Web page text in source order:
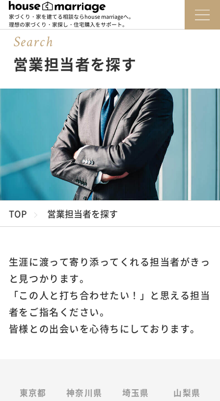
家づくり・家を建てる相談ならhouse marriageへ。
理想の家づくり・家探し・住宅購入をサポート。
Search
営業担当者を探す
TOP 営業担当者を探す
生涯に渡って寄り添ってくれる担当者がきっ
と見つかります。
「この人と打ち合わせたい！」と思える担当
者をご指名ください。
皆様との出会いを心待ちにしております。
東京都 神奈川県 埼玉県 山梨県